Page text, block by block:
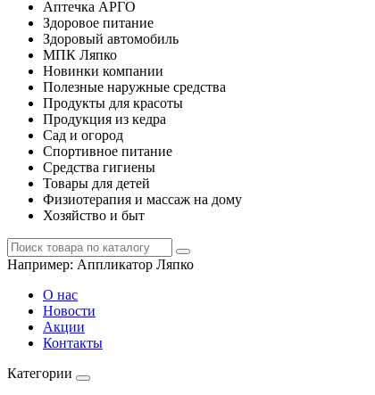
Аптечка АРГО
Здоровое питание
Здоровый автомобиль
МПК Ляпко
Новинки компании
Полезные наружные средства
Продукты для красоты
Продукция из кедра
Сад и огород
Спортивное питание
Средства гигиены
Товары для детей
Физиотерапия и массаж на дому
Хозяйство и быт
Например: Аппликатор Ляпко
О нас
Новости
Акции
Контакты
Категории